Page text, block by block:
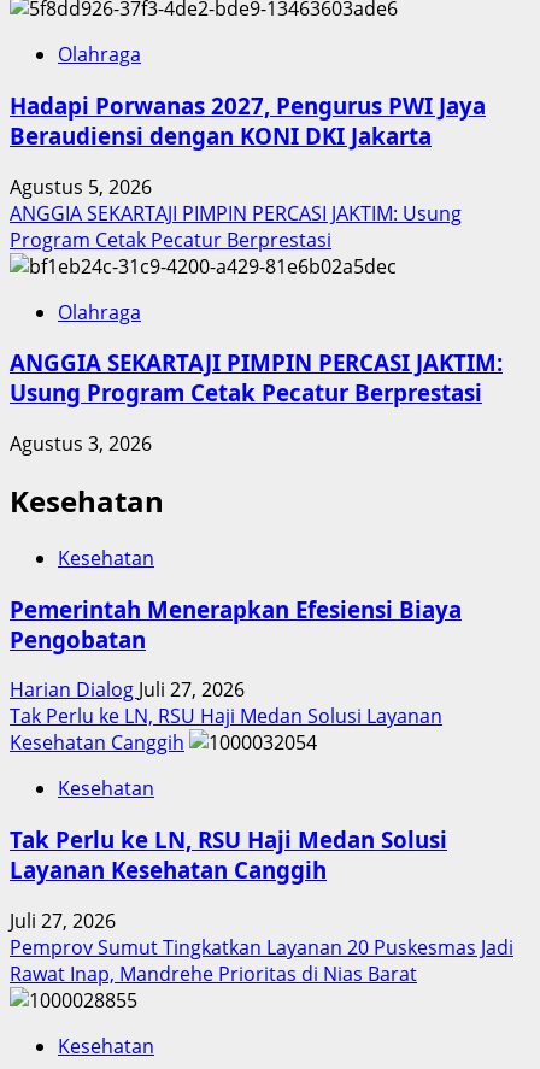
Olahraga
Hadapi Porwanas 2027, Pengurus PWI Jaya
Beraudiensi dengan KONI DKI Jakarta
Agustus 5, 2026
ANGGIA SEKARTAJI PIMPIN PERCASI JAKTIM: Usung
Program Cetak Pecatur Berprestasi
Olahraga
ANGGIA SEKARTAJI PIMPIN PERCASI JAKTIM:
Usung Program Cetak Pecatur Berprestasi
Agustus 3, 2026
Kesehatan
Kesehatan
Pemerintah Menerapkan Efesiensi Biaya
Pengobatan
Harian Dialog Juli 27, 2026
Tak Perlu ke LN, RSU Haji Medan Solusi Layanan
Kesehatan Canggih
Kesehatan
Tak Perlu ke LN, RSU Haji Medan Solusi
Layanan Kesehatan Canggih
Juli 27, 2026
Pemprov Sumut Tingkatkan Layanan 20 Puskesmas Jadi
Rawat Inap, Mandrehe Prioritas di Nias Barat
Kesehatan